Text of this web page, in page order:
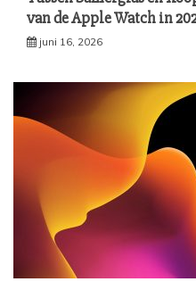
van de Apple Watch in
juni 16, 2026